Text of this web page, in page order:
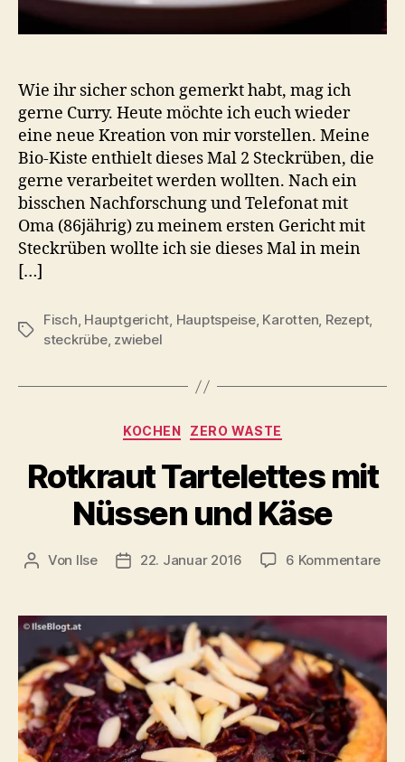
Wie ihr sicher schon gemerkt habt, mag ich
gerne Curry. Heute möchte ich euch wieder
eine neue Kreation von mir vorstellen. Meine
Bio-Kiste enthielt dieses Mal 2 Steckrüben, die
gerne verarbeitet werden wollten. Nach ein
bisschen Nachforschung und Telefonat mit
Oma (86jährig) zu meinem ersten Gericht mit
Steckrüben wollte ich sie dieses Mal in mein
[…]
Schlagwörter
Fisch, Hauptgericht, Hauptspeise, Karotten, Rezept,
steckrübe, zwiebel
Kategorien
KOCHEN ZERO WASTE
Rotkraut Tartelettes mit
Nüssen und Käse
Beitragsautor
Von Ilse Beitragsdatum
22. Januar 2016 6 Kommentarezu
mit
und